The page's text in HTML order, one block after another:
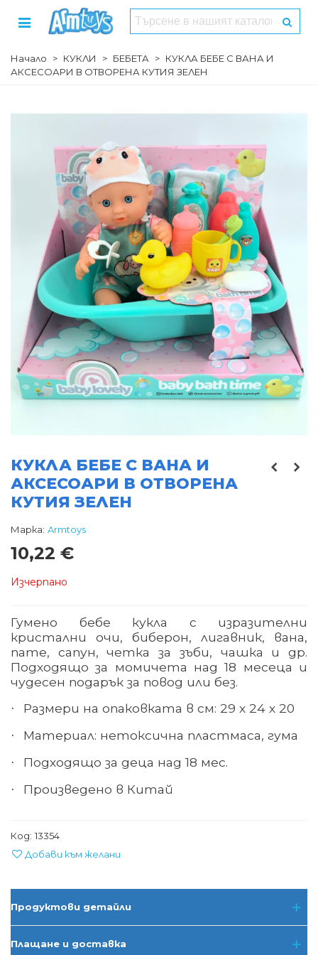
Начало > КУКЛИ > БЕБЕТА > КУКЛА БЕБЕ С ВАНА И
АКСЕСОАРИ В ОТВОРЕНА КУТИЯ ЗЕЛЕН
КУКЛА БЕБЕ С ВАНА И
АКСЕСОАРИ В ОТВОРЕНА
КУТИЯ ЗЕЛЕН
Марка: Armtoys
10,22 €
Изчерпано
Гумено бебе кукла с изразителни
кристални очи, биберон, лигавник, вана,
пате, сапун, четка за зъби, чашка и др.
Подходящо за момичета над 18 месеца и
чудесен подарък за повод или без.
· Размери на опаковката в см: 29 х 24 х 20
· Материал: нетоксична пластмаса, гума
· Подходящо за деца над 18 мес.
· Произведено в Китай
Код: 13354
Добави към желани
Продуктови детайли
Плащане и доставка